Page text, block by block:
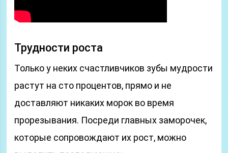
Трудности роста
Только у неких счастливчиков зубы мудрости
растут на сто процентов, прямо и не
доставляют никаких морок во время
прорезывания. Посреди главных заморочек,
которые сопровождают их рост, можно